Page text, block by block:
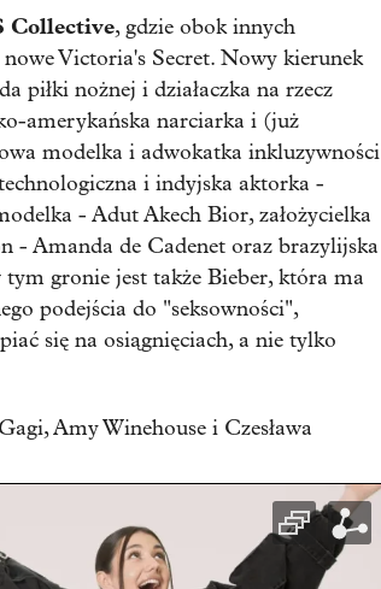
Collective, gdzie obok innych
Victoria's Secret. Nowy kierunek
piłki nożnej i działaczka na rzecz
amerykańska narciarka i (już
modelka i adwokatka inkluzywności
i indyjska aktorka -
- Adut Akech Bior, założycielka
- Amanda de Cadenet oraz brazylijska
gronie jest także Bieber, która ma
podejścia do "seksowności",
się na osiągnięciach, a nie tylko
Amy Winehouse i Czesława